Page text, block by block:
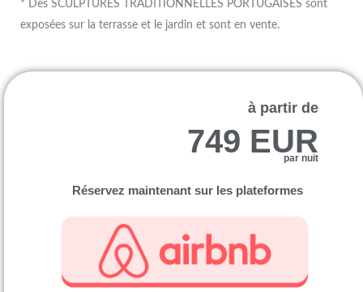
* Des SCULPTURES TRADITIONNELLES PORTUGAISES sont
exposées sur la terrasse et le jardin et sont en vente.
à partir de
749 EUR
par nuit
Réservez maintenant sur les plateformes